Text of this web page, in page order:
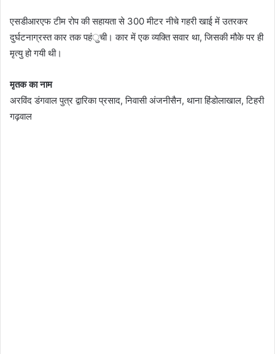
एसडीआरएफ टीम रोप की सहायता से 300 मीटर नीचे गहरी खाई में उतरकर
दुर्घटनाग्रस्त कार तक पहंुची। कार में एक व्यक्ति सवार था, जिसकी मौके पर ही
मृत्यु हो गयी थी।
मृतक का नाम
अरविंद डंगवाल पुत्र द्वारिका प्रसाद, निवासी अंजनीसैन, थाना हिंडोलाखाल, टिहरी
गढ़वाल